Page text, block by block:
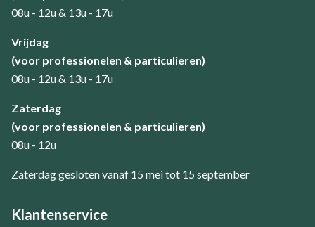
08u - 12u & 13u - 17u
​Vrijdag
(voor professionelen & particulieren)
08u - 12u & 13u - 17u
Zaterdag
(voor professionelen & particulieren)
08u - 12u
Zaterdag gesloten vanaf 15 mei tot 15 september
Klantenservice